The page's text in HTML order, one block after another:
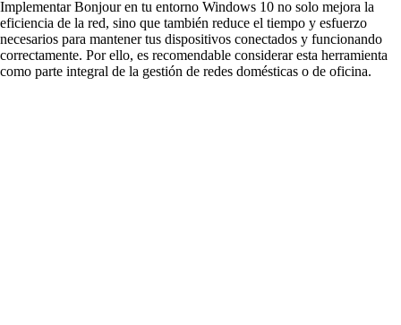
Implementar Bonjour en tu entorno Windows 10 no solo mejora la
eficiencia de la red, sino que también reduce el tiempo y esfuerzo
necesarios para mantener tus dispositivos conectados y funcionando
correctamente. Por ello, es recomendable considerar esta herramienta
como parte integral de la gestión de redes domésticas o de oficina.